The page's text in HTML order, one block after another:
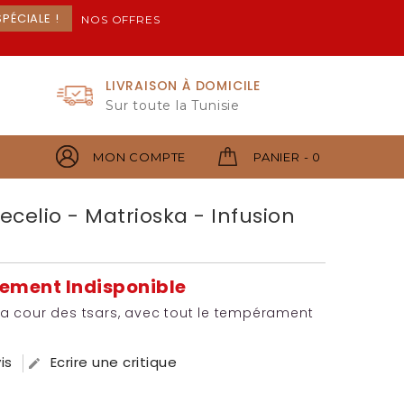
! NOS OFFRES
LIVRAISON À DOMICILE
Sur toute la Tunisie
PANIER - 0
MON COMPTE
- Matrioska - Infusion
Indisponible
cour des tsars, avec tout le tempérament
 Ecrire une critique